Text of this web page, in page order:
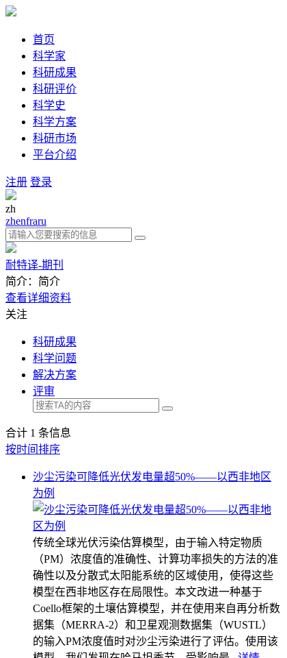
首页
科学家
科研成果
科研评价
科学史
科学方案
科研市场
平台介绍
注册 登录
zh
zhenfraru
耐特译-期刊
简介：简介
查看详细资料
关注
科研成果
科学问题
解决方案
评审
合计 1 条信息
按时间排序
沙尘污染可降低光伏发电量超50%——以西非地区
为例
传统全球光伏污染估算模型，由于输入特定物质
（PM）浓度值的准确性、计算功率损失的方法的准
确性以及分散式太阳能系统的区域使用，使得这些
模型在西非地区存在局限性。本文改进一种基于
Coello框架的土壤估算模型，并在使用来自再分析数
据集（MERRA-2）和卫星观测数据集（WUSTL）
的输入PM浓度值时对沙尘污染进行了评估。使用该